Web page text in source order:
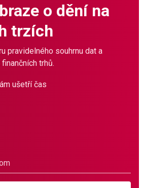
o dění na
trzích
pravidelného souhrnu dat a
trhů.
ušetří čas